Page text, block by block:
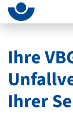
Seitenanfang
zum
Inhalt
zur
Navigation
Ihre
Ihrer